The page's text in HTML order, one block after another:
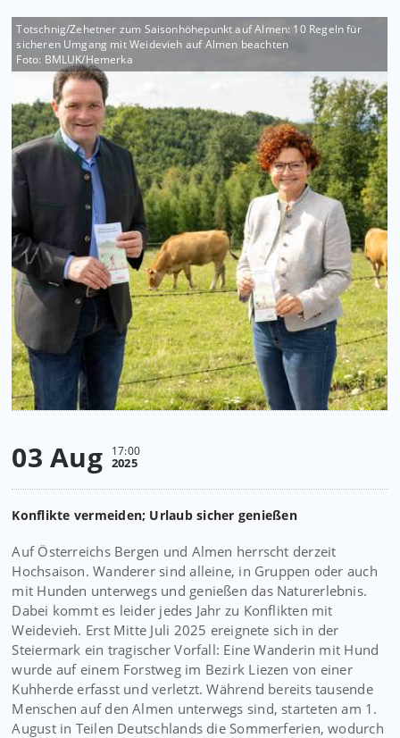
Totschnig/Zehetner zum Saisonhöhepunkt auf Almen: 10 Regeln für
sicheren Umgang mit Weidevieh auf Almen beachten
Foto: BMLUK/Hemerka
03 Aug 17:00
2025
Konflikte vermeiden; Urlaub sicher genießen
Auf Österreichs Bergen und Almen herrscht derzeit
Hochsaison. Wanderer sind alleine, in Gruppen oder auch
mit Hunden unterwegs und genießen das Naturerlebnis.
Dabei kommt es leider jedes Jahr zu Konflikten mit
Weidevieh. Erst Mitte Juli 2025 ereignete sich in der
Steiermark ein tragischer Vorfall: Eine Wanderin mit Hund
wurde auf einem Forstweg im Bezirk Liezen von einer
Kuhherde erfasst und verletzt. Während bereits tausende
Menschen auf den Almen unterwegs sind, starteten am 1.
August in Teilen Deutschlands die Sommerferien, wodurch